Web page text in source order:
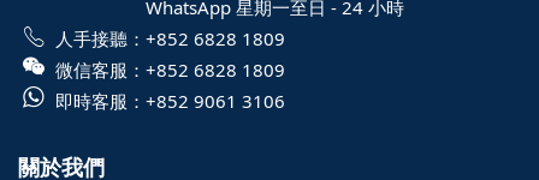
WhatsApp 星期一至日 - 24 小時
人手接聽： +852 6828 1809
微信客服： +852 6828 1809
即時客服： +852 9061 3106
關於我們